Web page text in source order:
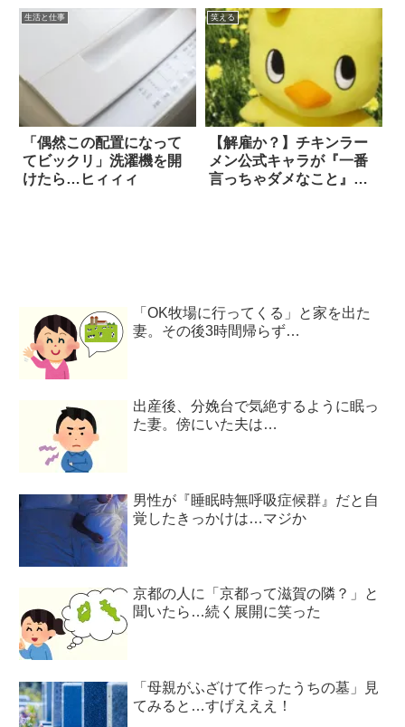
生活と仕事
「偶然この配置になって
てビックリ」洗濯機を開
けたら…ヒィィィ
笑える
【解雇か？】チキンラー
メン公式キャラが『一番
言っちゃダメなこと』を
「OK牧場に行ってくる」と家を出た
妻。その後3時間帰らず…
出産後、分娩台で気絶するように眠っ
た妻。傍にいた夫は…
男性が『睡眠時無呼吸症候群』だと自
覚したきっかけは…マジか
京都の人に「京都って滋賀の隣？」と
聞いたら…続く展開に笑った
「母親がふざけて作ったうちの墓」見
てみると…すげえええ！